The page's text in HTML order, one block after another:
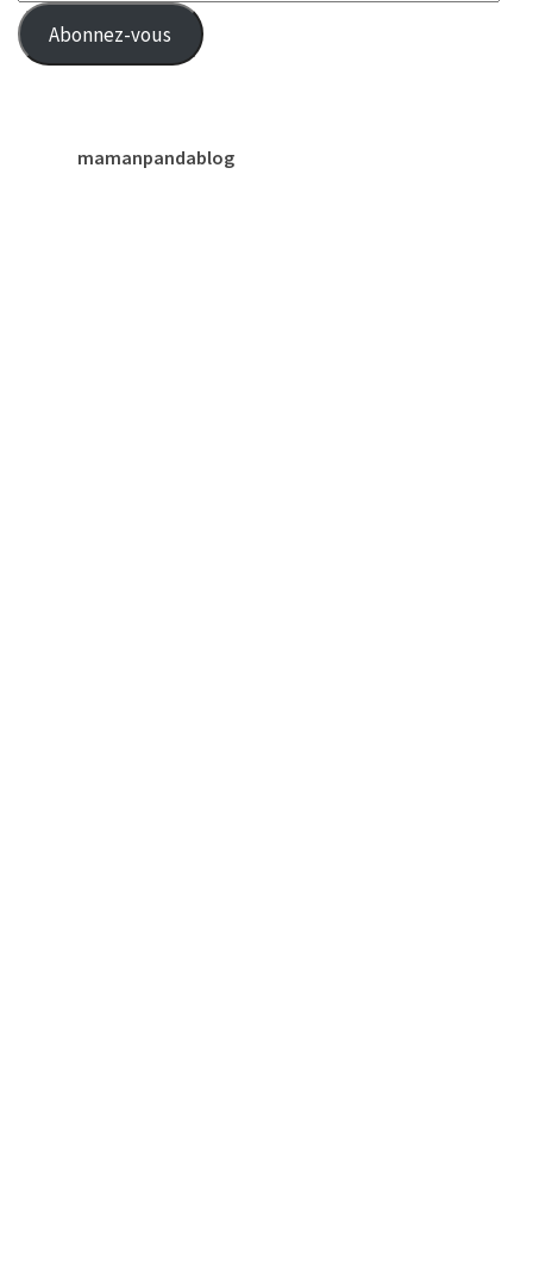
e-
mail
Abonnez-vous
mamanpandablog